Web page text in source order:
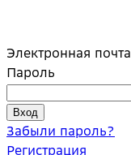
Электронная почта
Пароль
Забыли пароль?
Регистрация